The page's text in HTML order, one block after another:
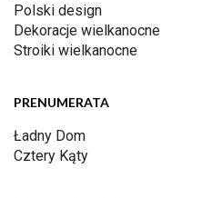
Polski design
Dekoracje wielkanocne
Stroiki wielkanocne
PRENUMERATA
Ładny Dom
Cztery Kąty